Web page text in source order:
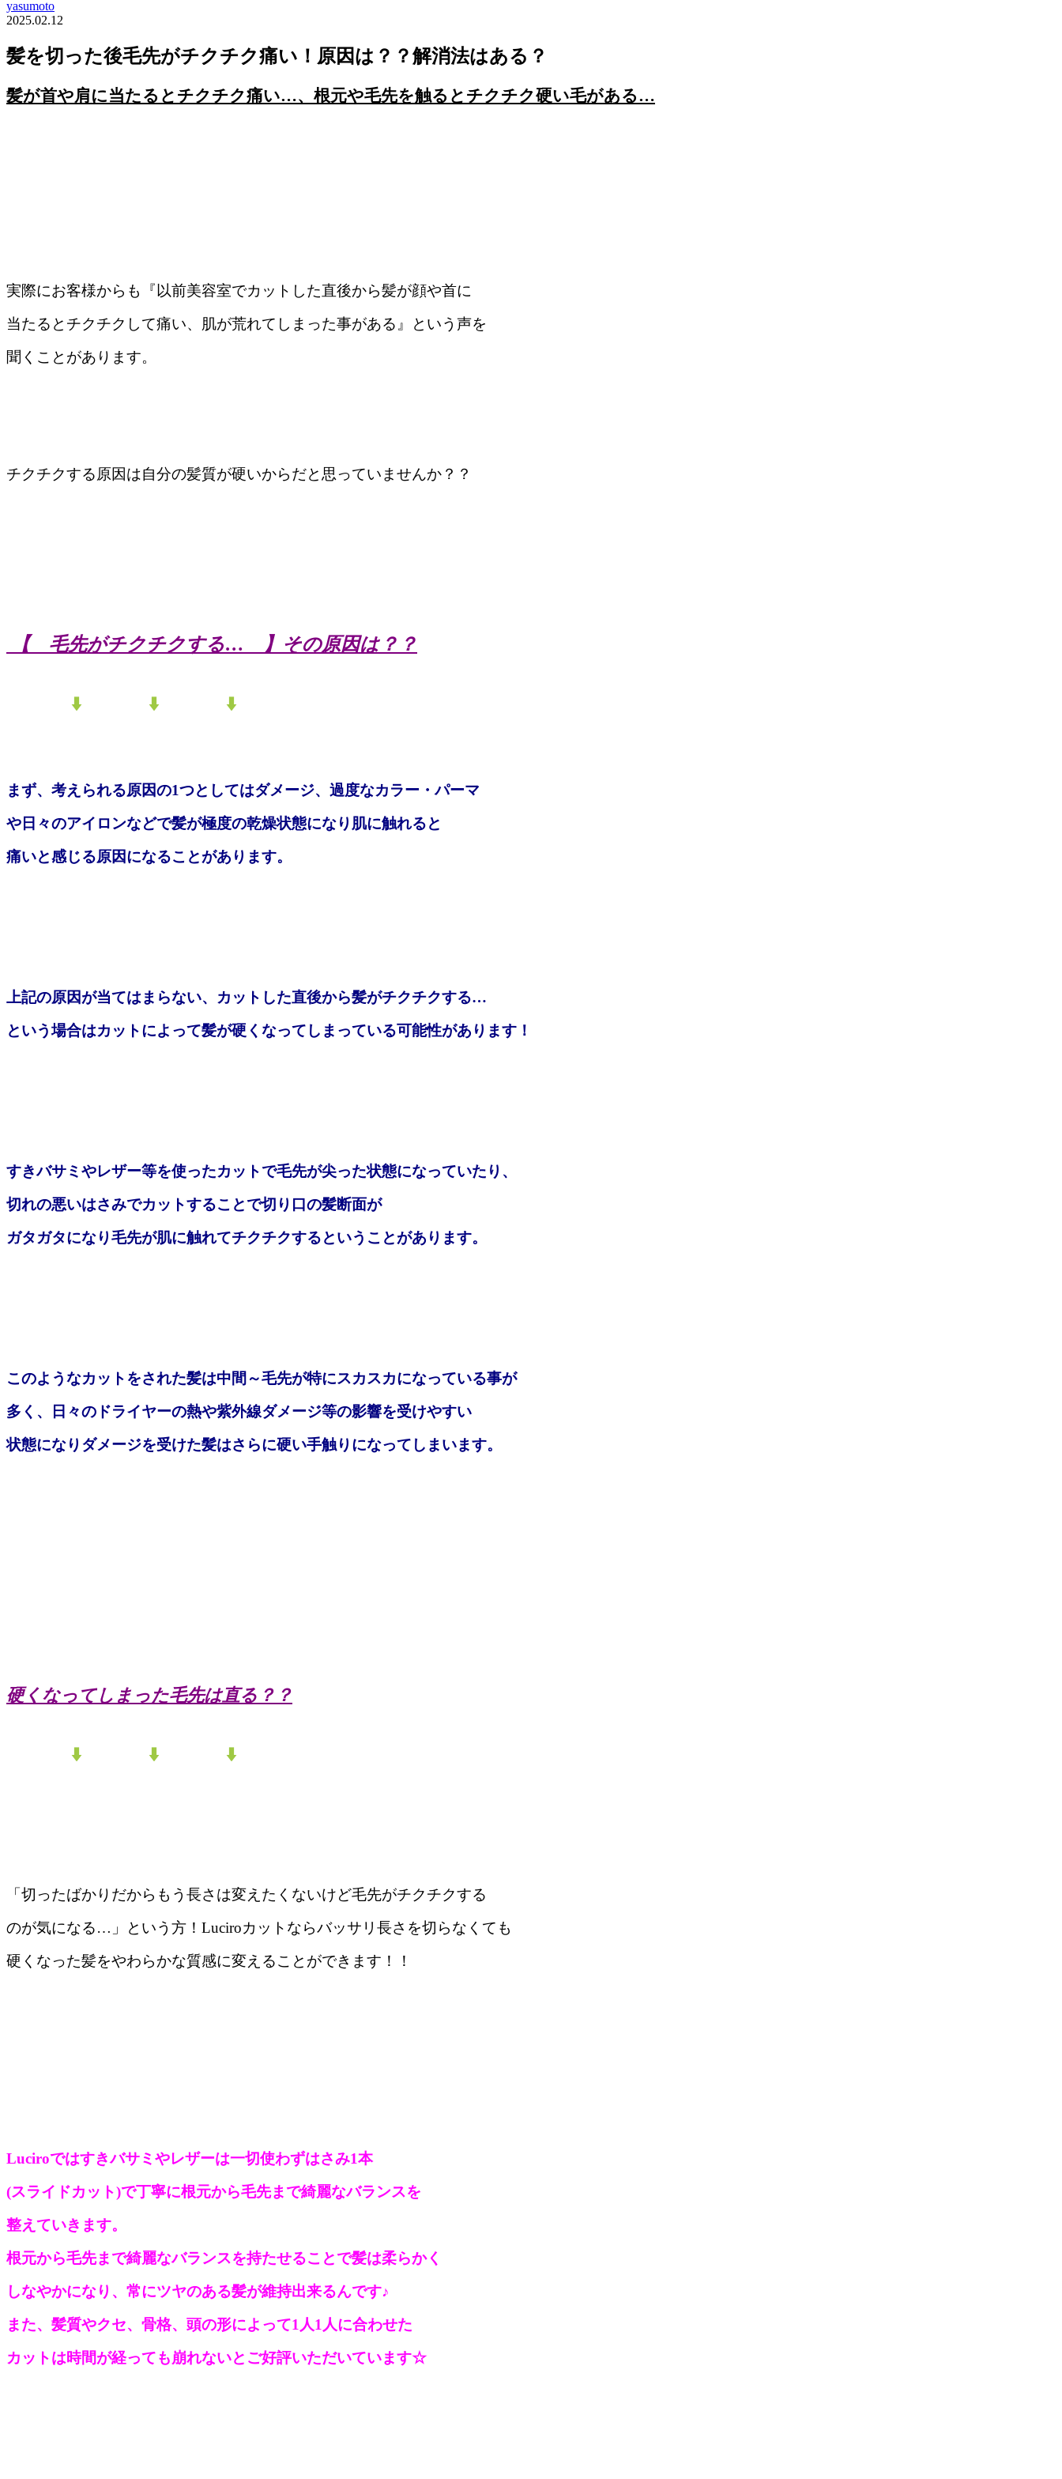
yasumoto
2025.02.12
髪を切った後毛先がチクチク痛い！原因は？？解消法はある？
髪が首や肩に当たるとチクチク痛い…、根元や毛先を触るとチクチク硬い毛がある…
実際にお客様からも『以前美容室でカットした直後から髪が顔や首に
当たるとチクチクして痛い、肌が荒れてしまった事がある』という声を
聞くことがあります。
チクチクする原因は自分の髪質が硬いからだと思っていませんか？？
【 毛先がチクチクする… 】その原因は？？
まず、考えられる原因の1つとしてはダメージ、過度なカラー・パーマ
や日々のアイロンなどで髪が極度の乾燥状態になり肌に触れると
痛いと感じる原因になることがあります。
上記の原因が当てはまらない、カットした直後から髪がチクチクする…
という場合はカットによって髪が硬くなってしまっている可能性があります！
すきバサミやレザー等を使ったカットで毛先が尖った状態になっていたり、
切れの悪いはさみでカットすることで切り口の髪断面が
ガタガタになり毛先が肌に触れてチクチクするということがあります。
このようなカットをされた髪は中間～毛先が特にスカスカになっている事が
多く、日々のドライヤーの熱や紫外線ダメージ等の影響を受けやすい
状態になりダメージを受けた髪はさらに硬い手触りになってしまいます。
硬くなってしまった毛先は直る？？
「切ったばかりだからもう長さは変えたくないけど毛先がチクチクする
のが気になる…」という方！Luciroカットならバッサリ長さを切らなくても
硬くなった髪をやわらかな質感に変えることができます！！
Luciroではすきバサミやレザーは一切使わずはさみ1本
(スライドカット)で丁寧に根元から毛先まで綺麗なバランスを
整えていきます。
根元から毛先まで綺麗なバランスを持たせることで髪は柔らかく
しなやかになり、常にツヤのある髪が維持出来るんです♪
また、髪質やクセ、骨格、頭の形によって1人1人に合わせた
カットは時間が経っても崩れないとご好評いただいています☆